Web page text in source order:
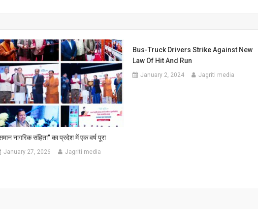
नागरिक संहिता” का प्रदेश में एक वर्ष पूरा
January 27, 2026 Jagriti media
Bus-Truck Drivers Strike Against New
Law Of Hit And Run
January 2, 2024 Jagriti media